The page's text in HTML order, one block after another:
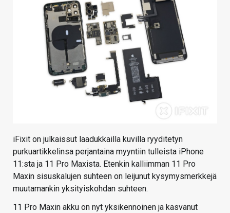
iFixit on julkaissut laadukkailla kuvilla ryyditetyn
purkuartikkelinsa perjantaina myyntiin tulleista iPhone
11:sta ja 11 Pro Maxista. Etenkin kalliimman 11 Pro
Maxin sisuskalujen suhteen on leijunut kysymysmerkkejä
muutamankin yksityiskohdan suhteen.
11 Pro Maxin akku on nyt yksikennoinen ja kasvanut